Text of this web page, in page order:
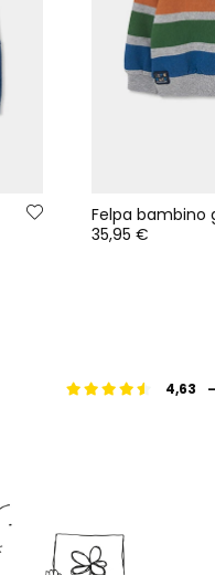
35,95 €
4,63